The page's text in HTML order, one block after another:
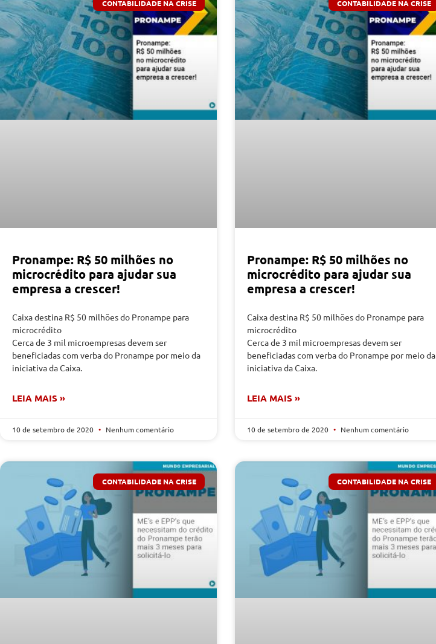
CONTABILIDADE NA CRISE
Pronampe: R$ 50 milhões no
microcrédito para ajudar sua
empresa a crescer!
Caixa destina R$ 50 milhões do Pronampe para
microcrédito
Cerca de 3 mil microempresas devem ser
beneficiadas com verba do Pronampe por meio da
iniciativa da Caixa.
LEIA MAIS »
10 de setembro de 2020 Nenhum comentário
CONTABILIDADE NA CRISE
Pronampe: R$ 50 milhões no
microcrédito para ajudar sua
empresa a crescer!
Caixa destina R$ 50 milhões do Pronampe para
microcrédito
Cerca de 3 mil microempresas devem ser
beneficiadas com verba do Pronampe por meio da
iniciativa da Caixa.
LEIA MAIS »
10 de setembro de 2020 Nenhum comentário
CONTABILIDADE NA CRISE CONTABILIDADE NA CRISE